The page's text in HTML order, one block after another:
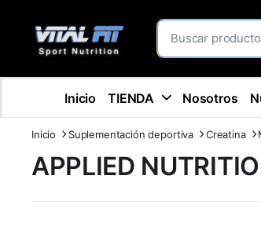
Inicio TIENDA Nosotros
Inicio Suplementación deportiva Creatina
APPLIED